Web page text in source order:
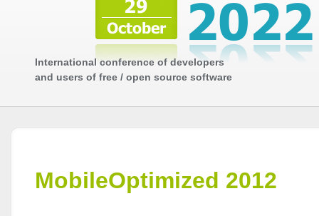
International conference of developers
and users of free / open source software
MobileOptimized 2012